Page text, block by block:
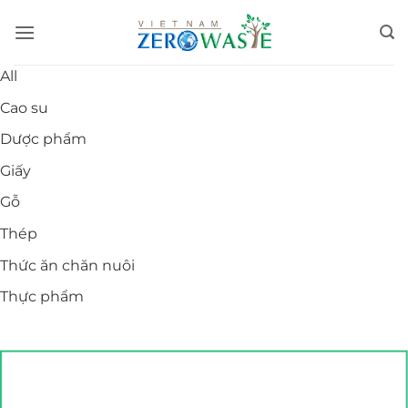
All
Cao su
Dược phẩm
Giấy
Gỗ
Thép
Thức ăn chăn nuôi
Thực phẩm